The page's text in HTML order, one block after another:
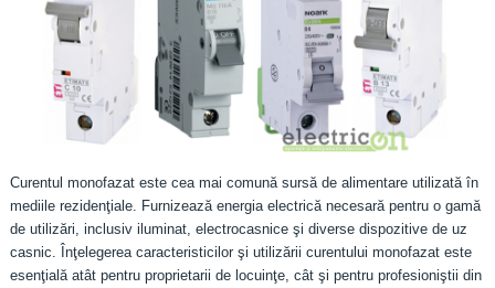
Curentul monofazat este cea mai comună sursă de alimentare utilizată în
mediile rezidenţiale. Furnizează energia electrică necesară pentru o gamă
de utilizări, inclusiv iluminat, electrocasnice şi diverse dispozitive de uz
casnic. Înţelegerea caracteristicilor şi utilizării curentului monofazat este
esenţială atât pentru proprietarii de locuinţe, cât şi pentru profesioniştii din